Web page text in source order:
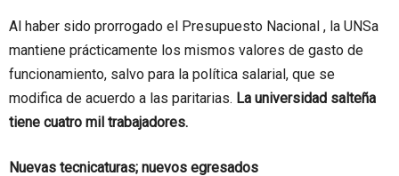
Al haber sido prorrogado el Presupuesto Nacional , la UNSa
mantiene prácticamente los mismos valores de gasto de
funcionamiento, salvo para la política salarial, que se
modifica de acuerdo a las paritarias. La universidad salteña
tiene cuatro mil trabajadores.
Nuevas tecnicaturas; nuevos egresados